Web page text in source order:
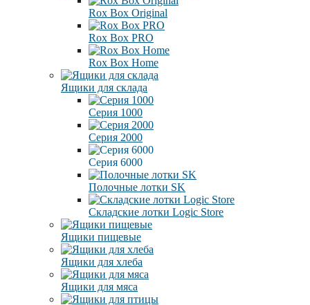
Rox Box Original
Rox Box PRO
Rox Box Home
Ящики для склада
Серия 1000
Серия 2000
Серия 6000
Полочные лотки SK
Складские лотки Logic Store
Ящики пищевые
Ящики для хлеба
Ящики для мяса